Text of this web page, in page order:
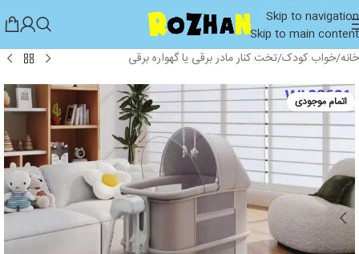
Skip to navigation
Skip to main content
خانه/خواب کودک/تخت کنار مادر برقی یا گهواره برقی
اتمام موجودی